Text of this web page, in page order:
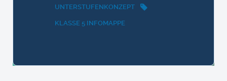
UNTERSTUFENKONZEPT
KLASSE 5 INFOMAPPE